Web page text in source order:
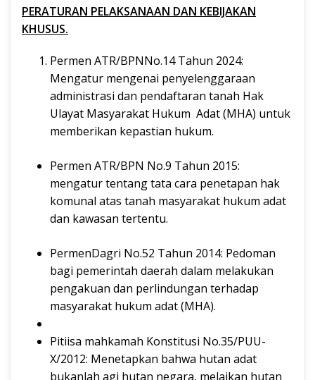
PERATURAN PELAKSANAAN DAN KEBIJAKAN
KHUSUS.
Permen ATR/BPNNo.14 Tahun 2024:
Mengatur mengenai penyelenggaraan
administrasi dan pendaftaran tanah Hak
Ulayat Masyarakat Hukum Adat (MHA) untuk
memberikan kepastian hukum.
Permen ATR/BPN No.9 Tahun 2015:
mengatur tentang tata cara penetapan hak
komunal atas tanah masyarakat hukum adat
dan kawasan tertentu.
PermenDagri No.52 Tahun 2014: Pedoman
bagi pemerintah daerah dalam melakukan
pengakuan dan perlindungan terhadap
masyarakat hukum adat (MHA).
Pitiisa mahkamah Konstitusi No.35/PUU-
X/2012: Menetapkan bahwa hutan adat
bukanlah agi hutan negara, melaikan hutan